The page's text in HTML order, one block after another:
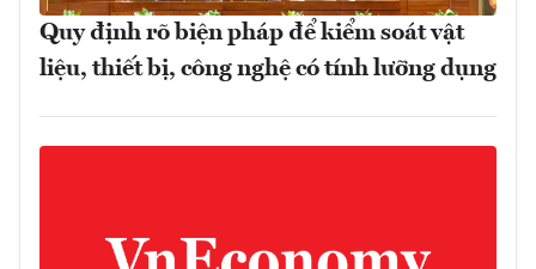
Quy định rõ biện pháp để kiểm soát vật
liệu, thiết bị, công nghệ có tính lưỡng dụng